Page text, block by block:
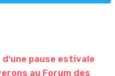
pause estivale
au Forum des